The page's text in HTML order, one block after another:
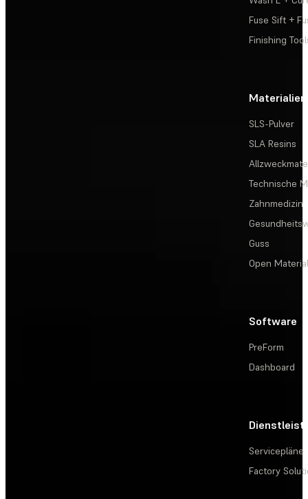
Fuse Sift +
Finishing
Materialien
SLS-Pulver
SLA Resins
Technische
Zahnmedizin
Guss
Open
Software
PreForm
Dashboard
Servicepläne
Factory